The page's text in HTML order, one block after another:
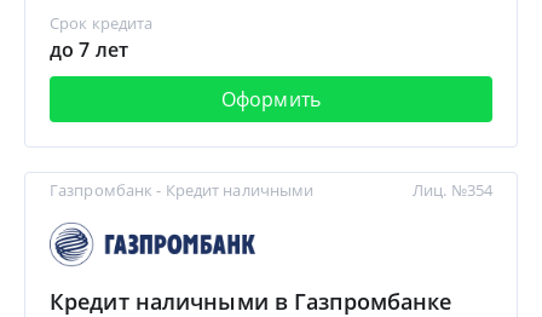
Срок кредита
до 7 лет
Оформить
Газпромбанк - Кредит наличными
Кредит наличными в Газпромбанке
Лиц. №354